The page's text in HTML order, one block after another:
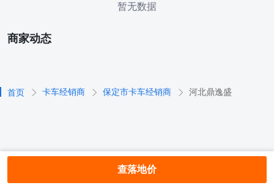
暂无数据
商家动态
首页 卡车经销商 保定市卡车经销商 河北鼎逸盛
查落地价